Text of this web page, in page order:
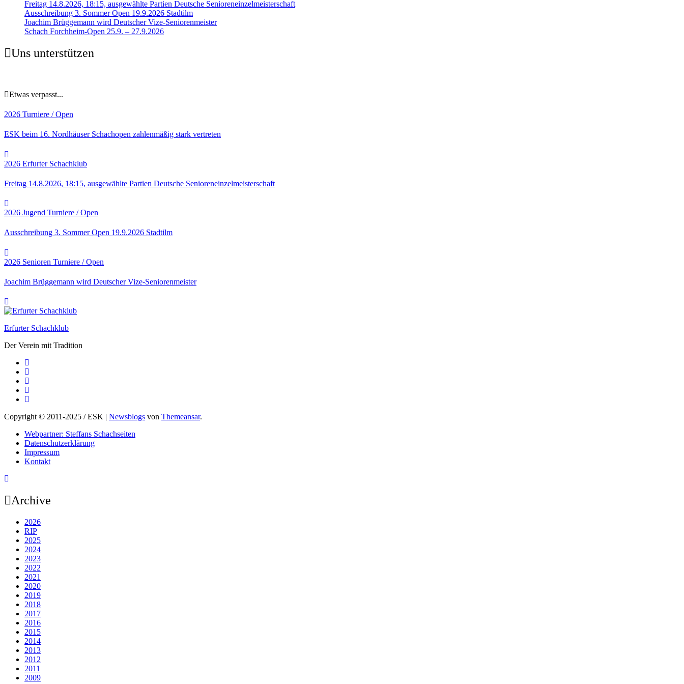
Freitag 14.8.2026, 18:15, ausgewählte Partien Deutsche Senioreneinzelmeisterschaft
Ausschreibung 3. Sommer Open 19.9.2026 Stadtilm
Joachim Brüggemann wird Deutscher Vize-Seniorenmeister
Schach Forchheim-Open 25.9. – 27.9.2026
Uns unterstützen
Etwas verpasst...
2026 Turniere / Open
ESK beim 16. Nordhäuser Schachopen zahlenmäßig stark vertreten
2026 Erfurter Schachklub
Freitag 14.8.2026, 18:15, ausgewählte Partien Deutsche Senioreneinzelmeisterschaft
2026 Jugend Turniere / Open
Ausschreibung 3. Sommer Open 19.9.2026 Stadtilm
2026 Senioren Turniere / Open
Joachim Brüggemann wird Deutscher Vize-Seniorenmeister
Erfurter Schachklub
Der Verein mit Tradition
Copyright © 2011-2025 / ESK | Newsblogs von Themeansar.
Webpartner: Steffans Schachseiten
Datenschutzerklärung
Impressum
Kontakt
Archive
2026
RIP
2025
2024
2023
2022
2021
2020
2019
2018
2017
2016
2015
2014
2013
2012
2011
2009